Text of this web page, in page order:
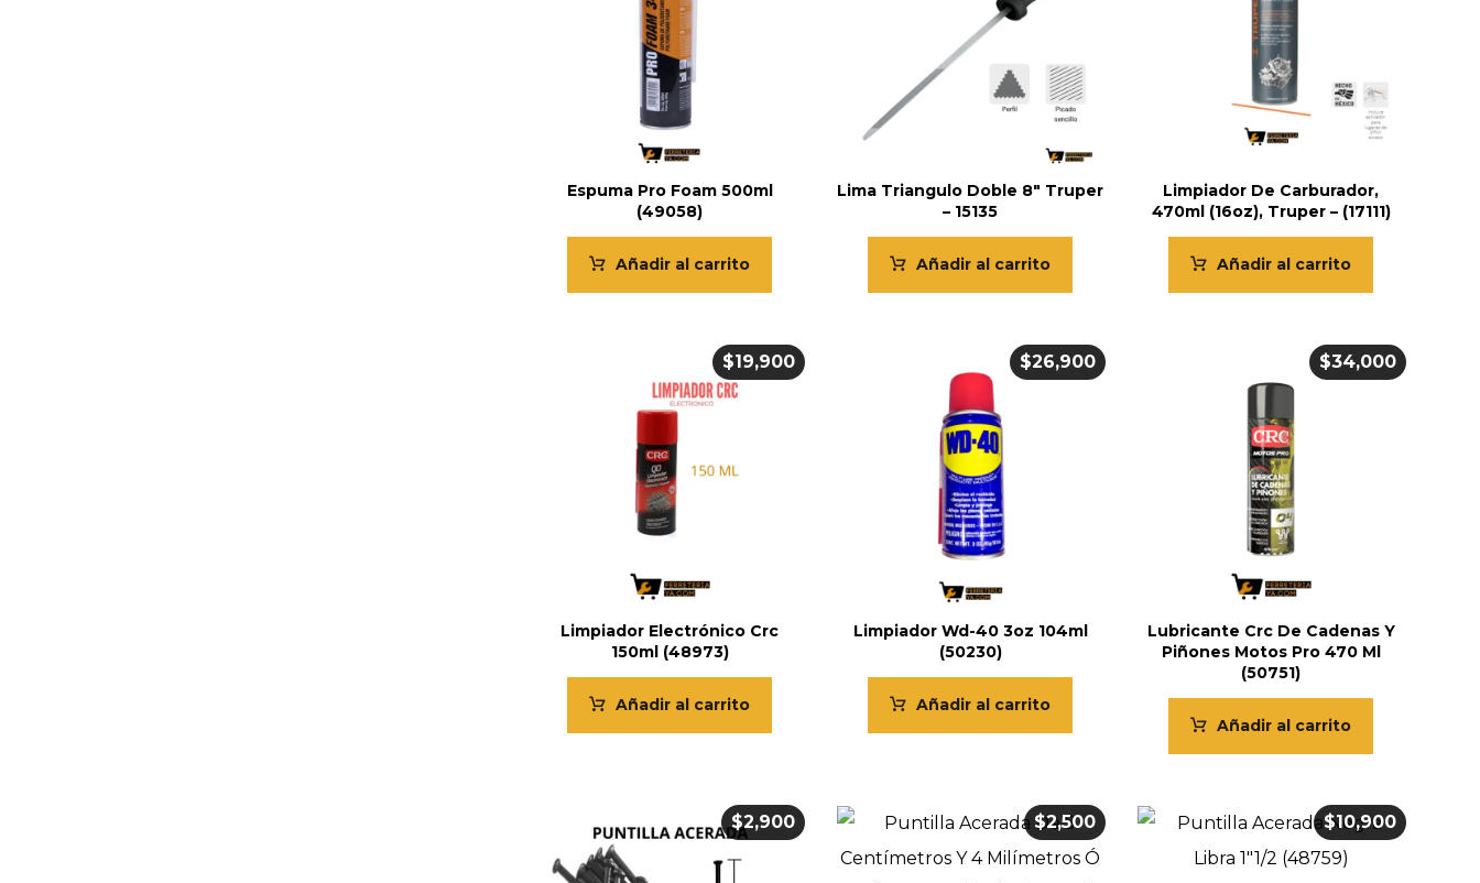
Espuma Pro Foam 500ml
(49058)
Añadir al carrito
Lima Triangulo Doble 8″ Truper
– 15135
Añadir al carrito
Limpiador De Carburador,
470ml (16oz), Truper – (17111)
Añadir al carrito
Limpiador Electrónico Crc
150ml (48973)
$19,900
Añadir al carrito
Limpiador Wd-40 3oz 104ml
(50230)
$26,900
Añadir al carrito
Lubricante Crc De Cadenas Y
Piñones Motos Pro 470 Ml
(50751)
$34,000
Añadir al carrito
$2,900 $2,500 $10,900